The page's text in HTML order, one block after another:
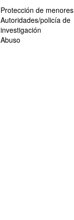
Protección de menores
Autoridades/policía de
investigación
Abuso